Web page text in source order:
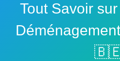
Tout Savoir